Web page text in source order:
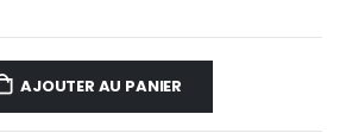
AJOUTER AU PANIER